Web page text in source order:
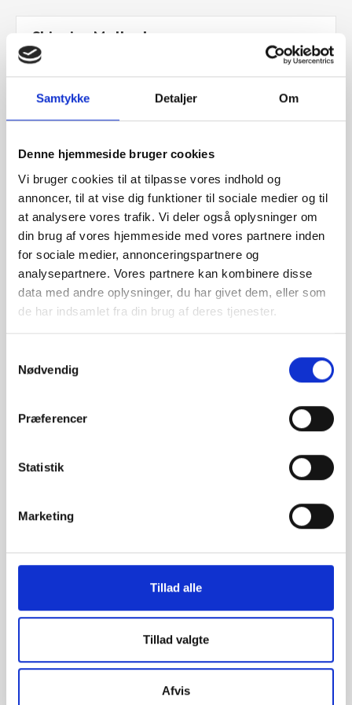
Samtykke Detaljer Om
Denne hjemmeside bruger cookies
Vi bruger cookies til at tilpasse vores indhold og
annoncer, til at vise dig funktioner til sociale medier og til
at analysere vores trafik. Vi deler også oplysninger om
din brug af vores hjemmeside med vores partnere inden
for sociale medier, annonceringspartnere og
analysepartnere. Vores partnere kan kombinere disse
data med andre oplysninger, du har givet dem, eller som
de har indsamlet fra din brug af deres tjenester.
Nødvendig
Præferencer
Statistik
Marketing
Tillad alle
Tillad valgte
Afvis
Shipping Method
$0.00
Email
Shipping Address
Payment Info
Billing Address
$0.00
Order Summary
Subtotal